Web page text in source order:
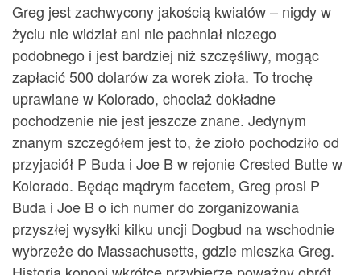
Greg jest zachwycony jakością kwiatów – nigdy w
życiu nie widział ani nie pachniał niczego
podobnego i jest bardziej niż szczęśliwy, mogąc
zapłacić 500 dolarów za worek zioła. To trochę
uprawiane w Kolorado, chociaż dokładne
pochodzenie nie jest jeszcze znane. Jedynym
znanym szczegółem jest to, że zioło pochodziło od
przyjaciół P Buda i Joe B w rejonie Crested Butte w
Kolorado. Będąc mądrym facetem, Greg prosi P
Buda i Joe B o ich numer do zorganizowania
przyszłej wysyłki kilku uncji Dogbud na wschodnie
wybrzeże do Massachusetts, gdzie mieszka Greg.